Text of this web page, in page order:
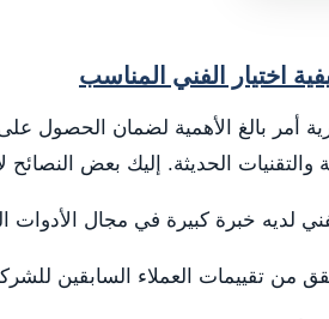
اختيار الفني المناسب
بالغ الأهمية لضمان الحصول على
والتقنيات الحديثة. إليك بعض
لديه خبرة كبيرة في مجال الأدوات
من تقييمات العملاء السابقين